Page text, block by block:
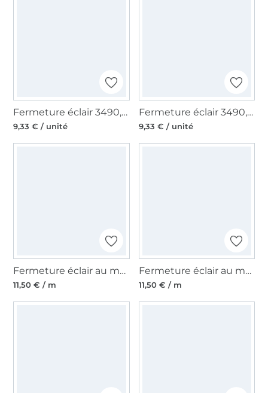
Fermeture éclair 3490, orange
9,33 € / unité
Fermeture éclair 3490, olive foncé
9,33 € / unité
Fermeture éclair au mètre, jaune fluo
11,50 € / m
Fermeture éclair au mètre, émeraude
11,50 € / m